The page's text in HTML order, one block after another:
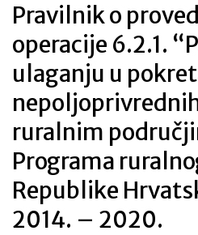
Pravilnik o
operacije 6.2.1.
ulaganju u
ruralnim
Programa
Republike
2014. – 2020.